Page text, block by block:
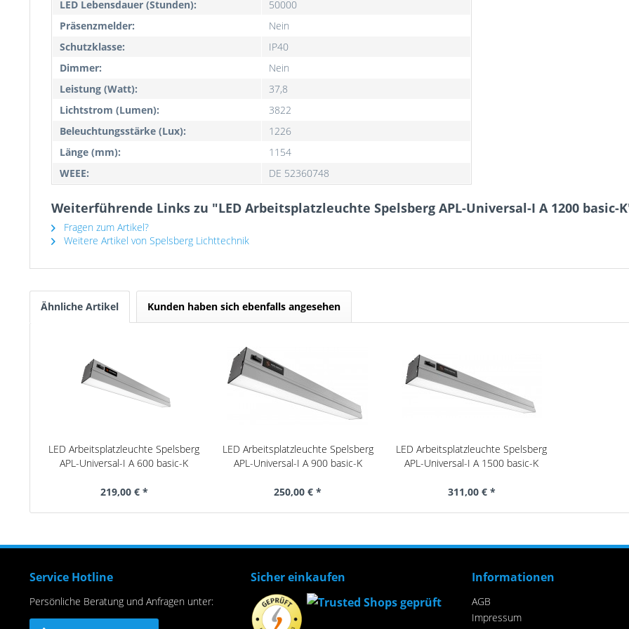
LED Lebensdauer (Stunden):
50000
Präsenzmelder:
Nein
Schutzklasse:
IP40
Dimmer:
Nein
Leistung (Watt):
37,8
Lichtstrom (Lumen):
3822
Beleuchtungsstärke (Lux):
1226
Länge (mm):
1154
WEEE:
DE 52360748
Weiterführende Links zu "LED Arbeitsplatzleuchte Spelsberg APL-Universal-I A 1200 basic-
Fragen zum Artikel?
Weitere Artikel von Spelsberg Lichttechnik
Ähnliche Artikel Kunden haben sich ebenfalls angesehen
LED Arbeitsplatzleuchte Spelsberg
APL-Universal-I A 600 basic-K
219,00 € *
LED Arbeitsplatzleuchte Spelsberg
APL-Universal-I A 900 basic-K
250,00 € *
LED Arbeitsplatzleuchte Spelsberg
APL-Universal-I A 1500 basic-K
311,00 € *
Service Hotline
Persönliche Beratung und Anfragen unter:
Sicher einkaufen Informationen
AGB
Impressum